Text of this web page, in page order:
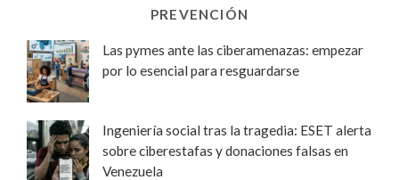
PREVENCIÓN
Las pymes ante las ciberamenazas: empezar
por lo esencial para resguardarse
Ingeniería social tras la tragedia: ESET alerta
sobre ciberestafas y donaciones falsas en
Venezuela